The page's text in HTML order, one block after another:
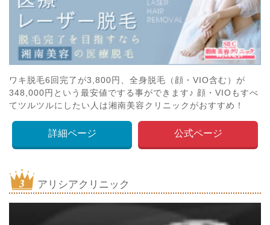
ワキ脱毛6回完了が3,800円、全身脱毛（顔・VIO含む）が
348,000円という最安値でする事ができます♪ 顔・VIOもすべ
てツルツルにしたい人は湘南美容クリニックがおすすめ！
詳細ページ 公式ページ
アリシアクリニック